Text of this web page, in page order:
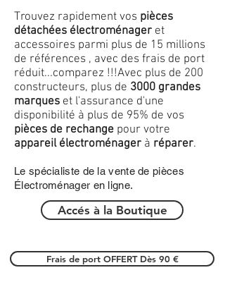
Trouvez rapidement vos pièces
détachées électroménager et
accessoires parmi plus de 15 millions
de références , avec des frais de port
réduit...comparez !!!Avec plus de 200
constructeurs, plus de 3000 grandes
marques et l'assurance d'une
disponibilité à plus de 95% de vos
pièces de rechange pour votre
appareil électroménager à réparer.
Le spécialiste de la vente de pièces
Électroménager en ligne.
Accés à la Boutique
Frais de port OFFERT Dès 90 €